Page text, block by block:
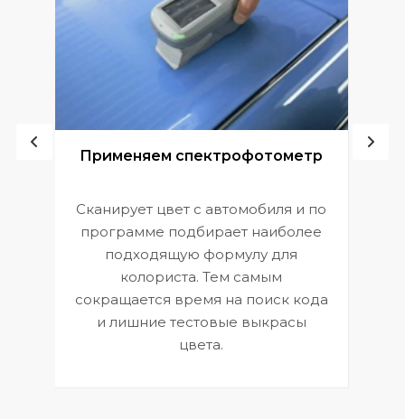
Применяем спектрофотометр
Сканирует цвет с автомобиля и по
программе подбирает наиболее
подходящую формулу для
колориста. Тем самым
сокращается время на поиск кода
и лишние тестовые выкрасы
цвета.